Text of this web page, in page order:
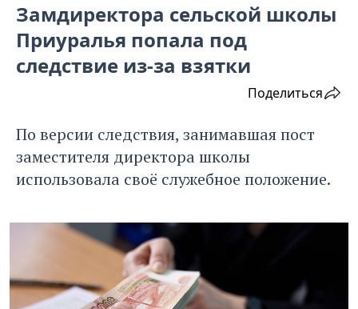
Замдиректора сельской школы
Приуралья попала под
следствие из-за взятки
Поделиться
По версии следствия, занимавшая пост
заместителя директора школы
использовала своё служебное положение.